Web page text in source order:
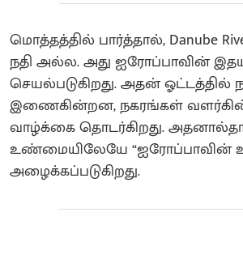
மொத்தத்தில் பார்த்தால், Danube
நதி அல்ல. அது ஐரோப்பாவின்
செயல்படுகிறது. அதன் ஓட்டத்தில்
இணைகின்றன, நகரங்கள்
வாழ்க்கை தொடர்கிறது.
உண்மையிலேயே “ஐரோப்பாவின்
அழைக்கப்படுகிறது.